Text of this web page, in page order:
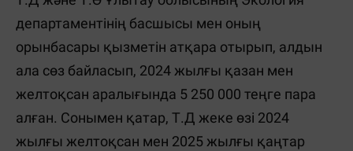
департаментінің басшысы мен оның
орынбасары қызметін атқара отырып, алдын
ала сөз байласып, 2024 жылғы қазан мен
желтоқсан аралығында 5 250 000 теңге пара
алған. Сонымен қатар, Т.Д жеке өзі 2024
жылғы желтоқсан мен 2025 жылғы қаңтар